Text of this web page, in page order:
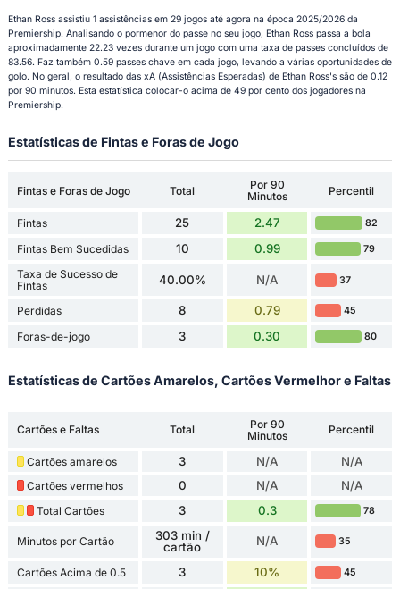
Ethan Ross assistiu 1 assistências em 29 jogos até agora na época 2025/2026 da
Premiership. Analisando o pormenor do passe no seu jogo, Ethan Ross passa a bola
aproximadamente 22.23 vezes durante um jogo com uma taxa de passes concluídos de
83.56. Faz também 0.59 passes chave em cada jogo, levando a várias oportunidades de
golo. No geral, o resultado das xA (Assistências Esperadas) de Ethan Ross's são de 0.12
por 90 minutos. Esta estatística colocar-o acima de 49 por cento dos jogadores na
Premiership.
Estatísticas de Fintas e Foras de Jogo
Fintas e Foras de Jogo Total
Por 90
Minutos
Percentil
Fintas 25 2.47 82
Fintas Bem Sucedidas 10 0.99 79
Taxa de Sucesso de
Fintas
40.00% N/A 37
Perdidas 8 0.79 45
Foras-de-jogo 3 0.30 80
Estatísticas de Cartões Amarelos, Cartões Vermelhor e Faltas
Cartões e Faltas Total
Por 90
Minutos
Percentil
Cartões amarelos 3 N/A N/A
Cartões vermelhos 0 N/A N/A
Total Cartões 3 0.3 78
Minutos por Cartão
303 min /
cartão
N/A 35
Cartões Acima de 0.5 3 10% 45